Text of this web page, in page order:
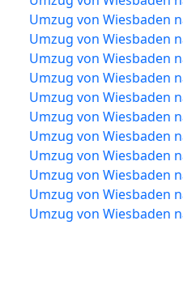
Umzug von Wiesbaden
Umzug von Wiesbaden
Umzug von Wiesbaden
Umzug von Wiesbaden
Umzug von Wiesbaden
Umzug von Wiesbaden
Umzug von Wiesbaden
Umzug von Wiesbaden
Umzug von Wiesbaden
Umzug von Wiesbaden
Umzug von Wiesbaden